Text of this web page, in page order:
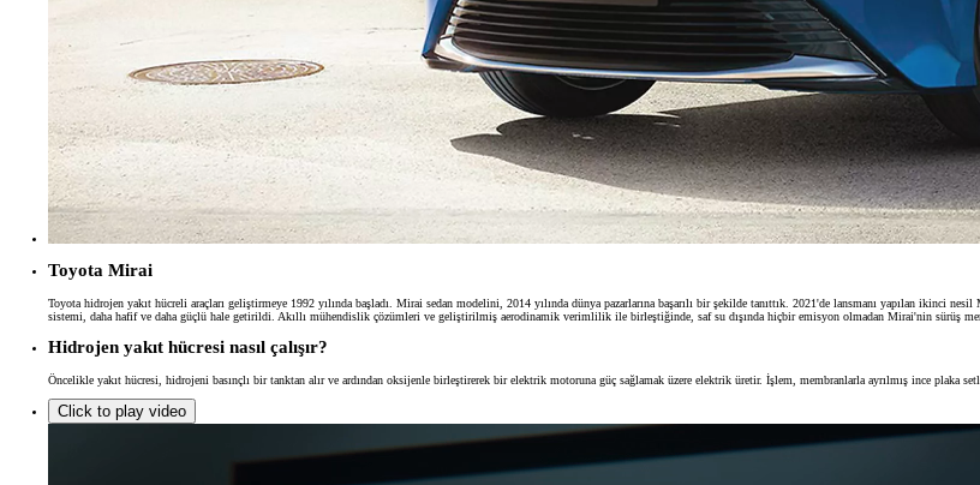
Toyota Mirai
Toyota hidrojen yakıt hücreli araçları geliştirmeye 1992 yılında başladı. Mirai sedan modelini, 2014 yılında dünya pazarlarına başarılı bir şekilde tanıttık. 2021'de lansmanı yapılan ikinci
sistemi, daha hafif ve daha güçlü hale getirildi. Akıllı mühendislik çözümleri ve geliştirilmiş aerodinamik verimlilik ile birleştiğinde, saf su dışında hiçbir emisyon olmadan Mirai'nin sürüş
Hidrojen yakıt hücresi nasıl çalışır?
Öncelikle yakıt hücresi, hidrojeni basınçlı bir tanktan alır ve ardından oksijenle birleştirerek bir elektrik motoruna güç sağlamak üzere elektrik üretir. İşlem, membranlarla ayrılmış ince plaka
Click to play video